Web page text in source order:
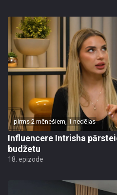
pirms 2 mēnešiem, 1 nedēļas
Influencere Intrisha
budžetu
18. epizode